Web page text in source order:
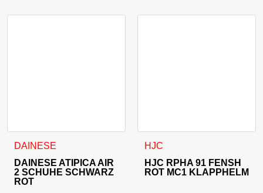
DAINESE
DAINESE ATIPICA AIR
2 SCHUHE SCHWARZ
ROT
Dieses Produkt weist mehrere Varianten auf. Die Optionen
HJC
HJC RPHA 91 FENSH
ROT MC1 KLAPPHELM
Dieses Produkt weist